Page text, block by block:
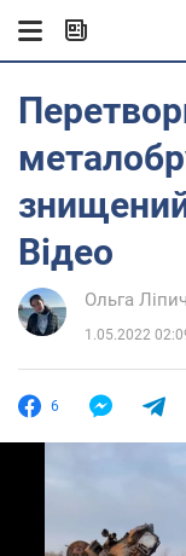
Відео
Ольга Ліпич
1.05.2022
6